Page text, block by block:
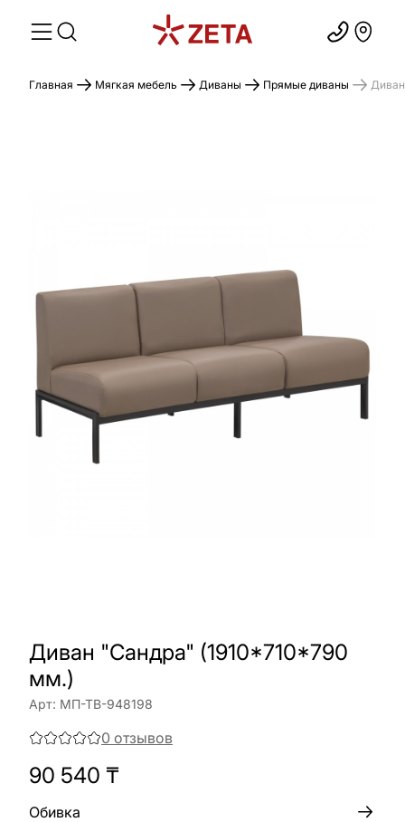
Главная Мягкая мебель Диваны Прямые диваны
Диван "Сандра" (1910*710*790
мм.)
Арт: МП-ТВ-948198
0 отзывов
90 540 ₸
Обивка